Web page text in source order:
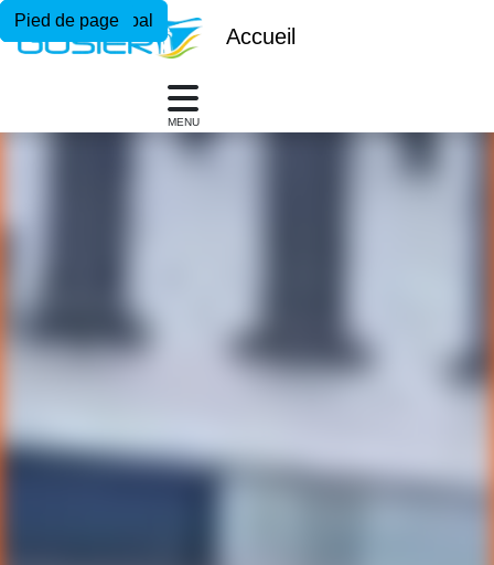
Menu principal
Contenu principal
Pied de page
Accueil
MENU